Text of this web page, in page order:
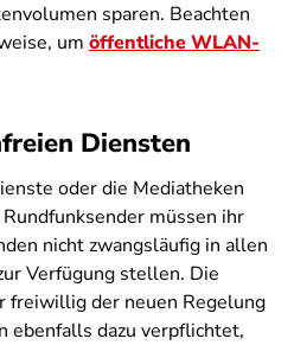
sparen. Beachten
um öffentliche WLAN-
Diensten
oder die Mediatheken
müssen ihr
nicht zwangsläufig in allen
Verfügung stellen. Die
freiwillig der neuen Regelung
ebenfalls dazu verpflichtet,